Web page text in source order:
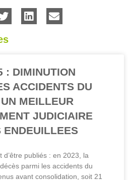
: DIMINUTION
ACCIDENTS DU
MEILLEUR
JUDICIAIRE
ENDEUILLEES
d’être publiés : en 2023, la
parmi les accidents du
avant consolidation, soit 21